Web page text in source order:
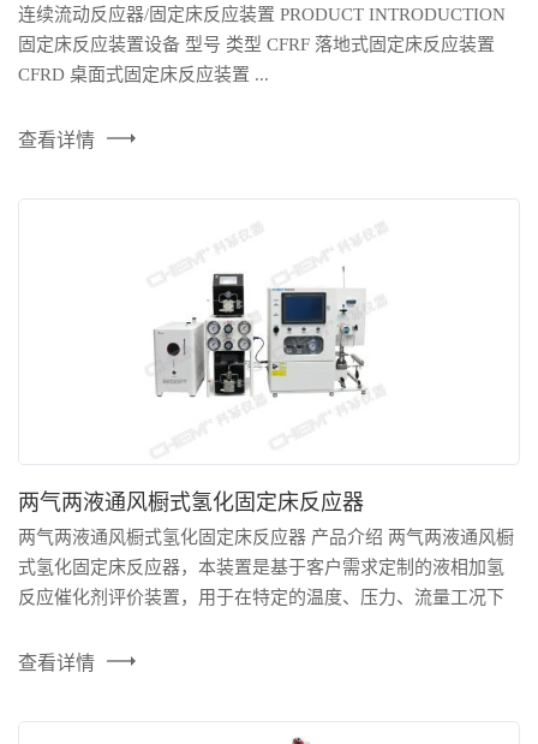
连续流动反应器/固定床反应装置 PRODUCT INTRODUCTION
固定床反应装置设备 型号 类型 CFRF 落地式固定床反应装置
CFRD 桌面式固定床反应装置 ...
查看详情
两气两液通风橱式氢化固定床反应器
两气两液通风橱式氢化固定床反应器 产品介绍 两气两液通风橱
式氢化固定床反应器，本装置是基于客户需求定制的液相加氢
反应催化剂评价装置，用于在特定的温度、压力、流量工况下
方案设计、国内外一线供应商的可靠配件、很小的系统死体
两级安全连锁设定，并设置有安全阀卸放与紧急切断主路气源
查看详情